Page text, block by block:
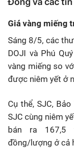
Giá vàng miếng
Sáng 8/5, các
DOJI và Phú
vàng miếng so
được niêm yết ở
Cụ thể, SJC,
SJC cùng niêm
bán ra 167,5
đồng/lượng ở cả